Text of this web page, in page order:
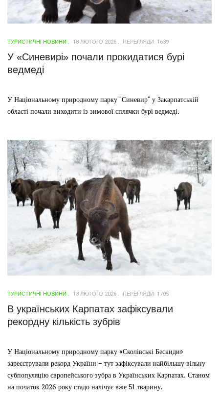
ТУРИСТИЧНІ НОВИНИ 18 ЛЮТОГО 2026 ПЕРЕГЛЯДИ: 1639
У «Синевирі» почали прокидатися бурі
ведмеді
У Національному природному парку "Синевир" у Закарпатській
області почали виходити із зимової сплячки бурі ведмеді.
ТУРИСТИЧНІ НОВИНИ 13 ЛЮТОГО 2026 ПЕРЕГЛЯДИ: 1705
В українських Карпатах зафіксували
рекордну кількість зубрів
У Національному природному парку «Сколівські Бескиди»
зареєстрували рекорд України – тут зафіксували найбільшу вільну
субпопуляцію європейського зубра в Українських Карпатах. Станом
на початок 2026 року стадо налічує вже 51 тварину.